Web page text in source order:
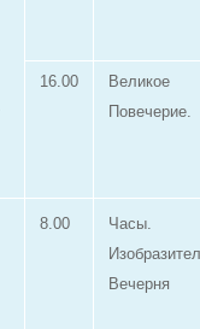
16.00
Великое
Повечерие.
8.00
Часы.
Вечерня